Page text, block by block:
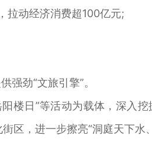
动经济消费超100亿元;
劲“文旅引擎”。
楼日”等活动为载体，深入挖
区，进一步擦亮“洞庭天下水